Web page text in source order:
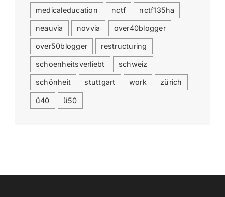
medicaleducation nctf nctf135ha
neauvia novvia over40blogger
over50blogger restructuring
schoenheitsverliebt schweiz
schönheit stuttgart work zürich
ü40 ü50